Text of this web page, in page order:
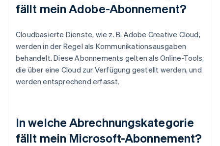
fällt mein Adobe-Abonnement?
Cloudbasierte Dienste, wie z. B. Adobe Creative Cloud,
werden in der Regel als Kommunikationsausgaben
behandelt. Diese Abonnements gelten als Online-Tools,
die über eine Cloud zur Verfügung gestellt werden, und
werden entsprechend erfasst.
In welche Abrechnungskategorie
fällt mein Microsoft-Abonnement?